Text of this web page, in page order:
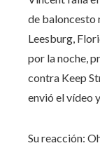
de baloncesto
Leesburg,
por la noche,
contra Keep
envió el vídeo
Su reacción: